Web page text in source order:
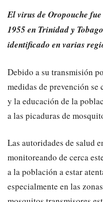
El virus de Oropouche
1955 en Trinidad y
identificado en varias
Debido a su transmisión
medidas de prevención
y la educación de la
a las picaduras de
Las autoridades de salud
monitoreando de cerca
a la población a estar
especialmente en las